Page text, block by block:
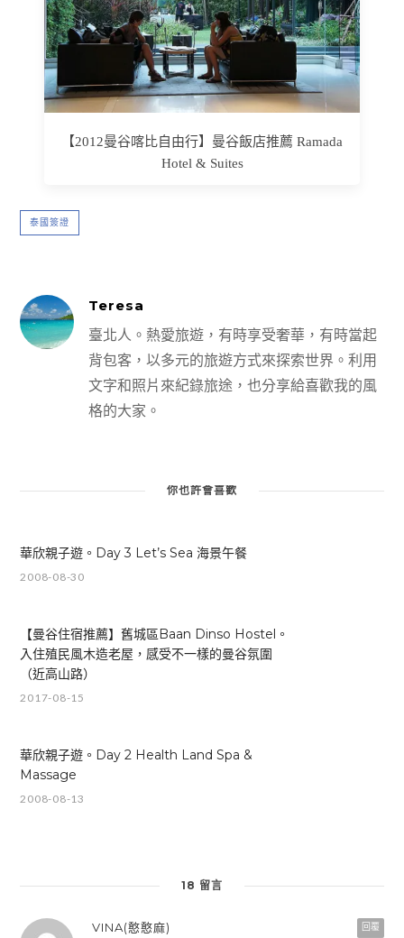
【2012曼谷喀比自由行】曼谷飯店推薦 Ramada
Hotel & Suites
泰國簽證
Teresa
臺北人。熱愛旅遊，有時享受奢華，有時當起
背包客，以多元的旅遊方式來探索世界。利用
文字和照片來紀錄旅途，也分享給喜歡我的風
格的大家。
你也許會喜歡
華欣親子遊。Day 3 Let’s Sea 海景午餐
2008-08-30
【曼谷住宿推薦】舊城區Baan Dinso Hostel。
入住殖民風木造老屋，感受不一樣的曼谷氛圍
（近高山路）
2017-08-15
華欣親子遊。Day 2 Health Land Spa &
Massage
2008-08-13
18 留言
回覆
VINA(憨憨麻)